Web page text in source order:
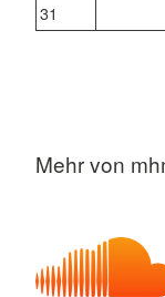
31
Mehr von